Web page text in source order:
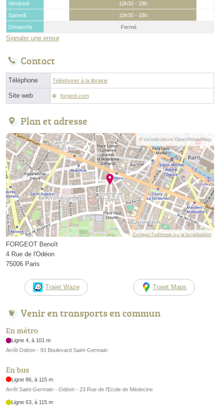
Vendredi
10h30 - 18h
Samedi
10h30 - 18h
Dimanche
Fermé
Signaler une erreur
Contact
Téléphone Téléphoner à la librairie
Site web forgeot.com
Plan et adresse
© contributeurs OpenStreetMap
Corriger l’adresse ou la localisation
FORGEOT Benoît
4 Rue de l'Odéon
75006 Paris
Trajet Waze Trajet Maps
Venir en transports en commun
En métro
Ligne 4, à 101 m
Arrêt Odéon - 93 Boulevard Saint-Germain
En bus
Ligne 86, à 115 m
Arrêt Saint-Germain - Odéon - 23 Rue de l'Ecole de Médecine
Ligne 63, à 115 m